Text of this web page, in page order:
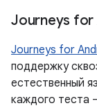
Journeys for
Journeys for
поддержку
естественный
каждого теста